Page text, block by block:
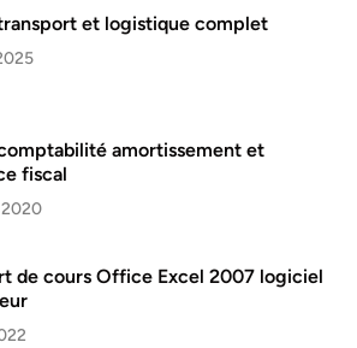
et logistique complet
amortissement et
fiscal
de cours Office Excel 2007 logiciel